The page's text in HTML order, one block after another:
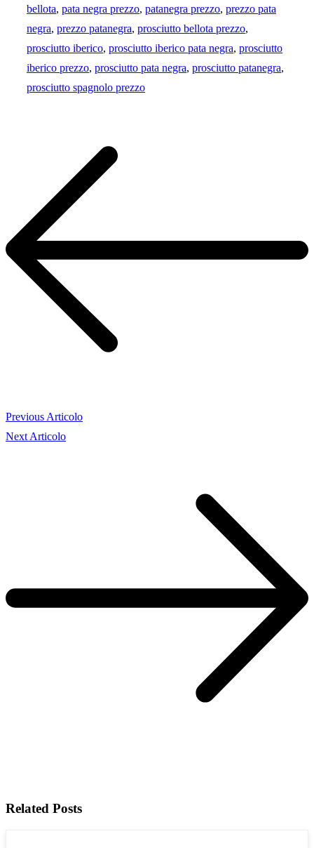
bellota, pata negra prezzo, patanegra prezzo, prezzo pata
negra, prezzo patanegra, prosciutto bellota prezzo,
prosciutto iberico, prosciutto iberico pata negra, prosciutto
iberico prezzo, prosciutto pata negra, prosciutto patanegra,
prosciutto spagnolo prezzo
Previous Articolo
Next Articolo
Related Posts